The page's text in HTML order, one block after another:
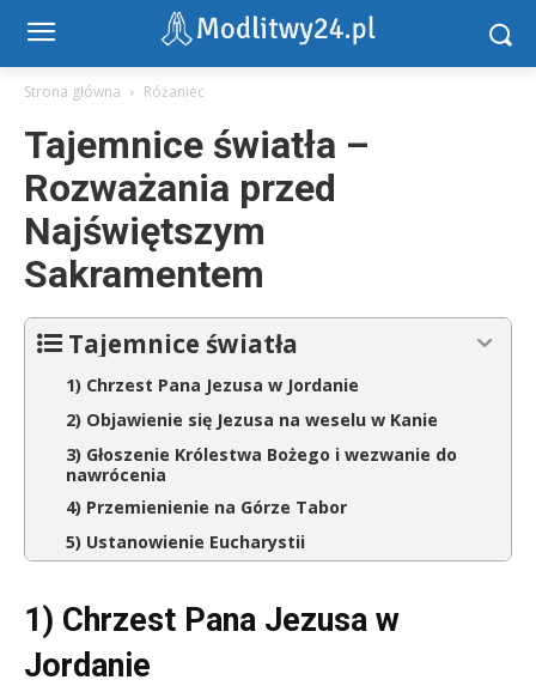
Strona główna Różaniec
Tajemnice światła –
Rozważania przed
Najświętszym
Sakramentem
Tajemnice światła
1) Chrzest Pana Jezusa w Jordanie
2) Objawienie się Jezusa na weselu w Kanie
3) Głoszenie Królestwa Bożego i wezwanie do
nawrócenia
4) Przemienienie na Górze Tabor
5) Ustanowienie Eucharystii
1) Chrzest Pana Jezusa w
Jordanie